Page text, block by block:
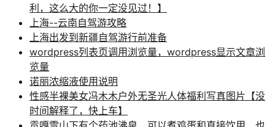
利，这么大的你一定没见过！】
上海--云南自驾游攻略
上海出发到新疆自驾游行前准备
wordpress列表页调用浏览量，wordpress显示文章浏
览量
诺丽浓缩液使用说明
性感半裸美女冯木木户外无圣光人体福利写真图片【没
时间解释了，快上车】